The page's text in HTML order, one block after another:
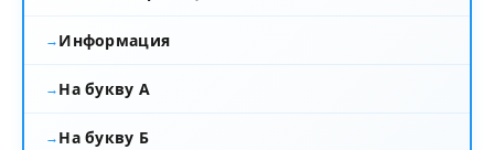
Информация
На букву А
На букву Б